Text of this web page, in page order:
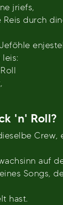
jriefs,
durch
leis:
'n' Roll?
Crew,
auf
Songs,
hast.